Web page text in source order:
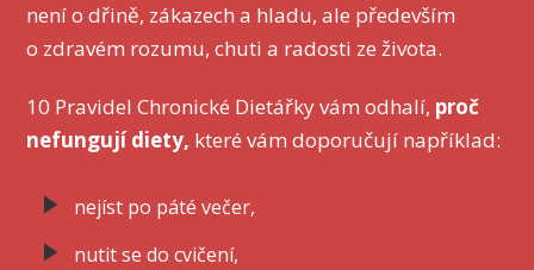
není o dřině, zákazech a hladu, ale především
o zdravém rozumu, chuti a radosti ze života.
10 Pravidel Chronické Dietářky vám odhalí, proč
nefungují diety, které vám doporučují například:
nejíst po páté večer,
nutit se do cvičení,